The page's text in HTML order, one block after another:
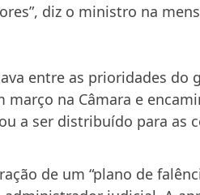
diz o ministro na
entre as prioridades do
na Câmara e
a ser distribuído para as
de um “plano de